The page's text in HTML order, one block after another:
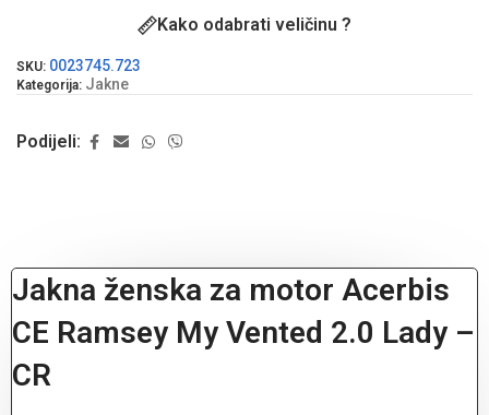
Kako odabrati veličinu ?
SKU: 0023745.723
Kategorija: Jakne
Podijeli:
Jakna ženska za motor Acerbis
CE Ramsey My Vented 2.0 Lady –
CR